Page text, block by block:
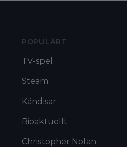
POPULÄRT
TV-spel
Steam
Kändisar
Bioaktuellt
Christopher Nolan